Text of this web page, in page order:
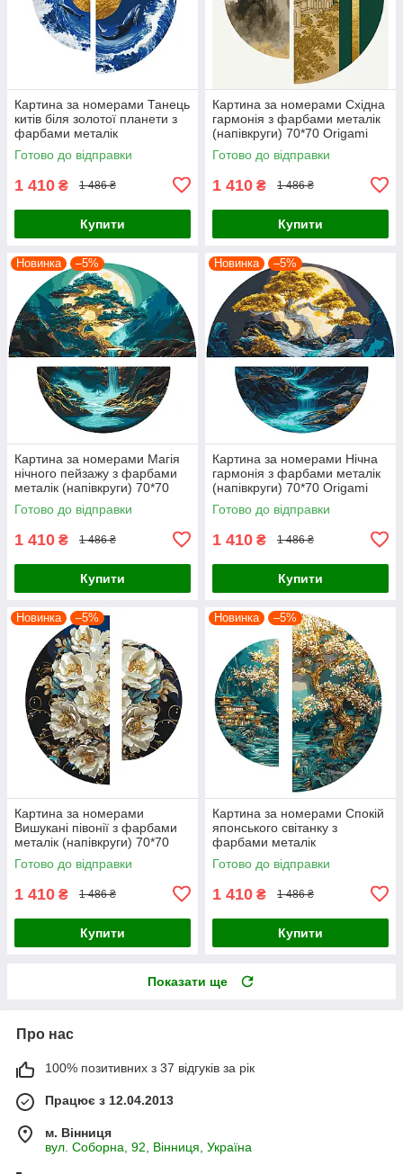
Картина за номерами Танець
китів біля золотої планети з
фарбами металік
(напівкруги) 70*70 Origami
(OSR1002)
Готово до відправки
1 410 ₴ 1 486 ₴
Купити
Картина за номерами Східна
гармонія з фарбами металік
(напівкруги) 70*70 Origami
(OSR1003)
Готово до відправки
1 410 ₴ 1 486 ₴
Купити
Новинка –5%
Картина за номерами Магія
нічного пейзажу з фарбами
металік (напівкруги) 70*70
Origami (OSR1006)
Готово до відправки
1 410 ₴ 1 486 ₴
Купити
Новинка –5%
Картина за номерами Нічна
гармонія з фарбами металік
(напівкруги) 70*70 Origami
(OSR1007)
Готово до відправки
1 410 ₴ 1 486 ₴
Купити
Новинка –5%
Картина за номерами
Вишукані півонії з фарбами
металік (напівкруги) 70*70
Origami (OSR1008)
Готово до відправки
1 410 ₴ 1 486 ₴
Купити
Новинка –5%
Картина за номерами Спокій
японського світанку з
фарбами металік
(напівкруги) 70*70 Origami
(OSR1009)
Готово до відправки
1 410 ₴ 1 486 ₴
Купити
Показати ще
Про нас
100% позитивних з 37 відгуків за рік
Працює з 12.04.2013
м. Вінниця
вул. Соборна, 92, Вінниця, Україна